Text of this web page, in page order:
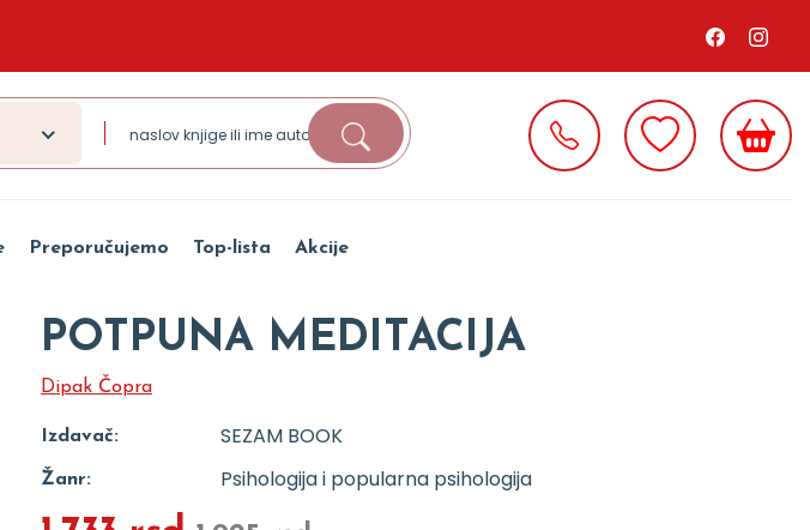
Preporučujemo Top-lista Akcije
POTPUNA MEDITACIJA
Dipak Čopra
Izdavač: SEZAM BOOK
Žanr: Psihologija i popularna psihologija